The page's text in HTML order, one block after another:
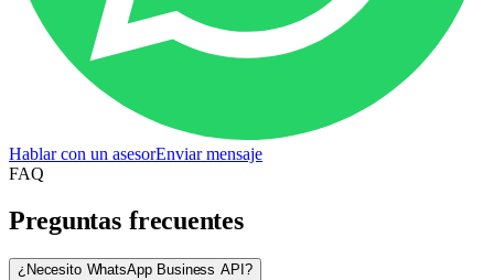
Hablar con un asesorEnviar mensaje
FAQ
Preguntas frecuentes
¿Necesito WhatsApp Business API?